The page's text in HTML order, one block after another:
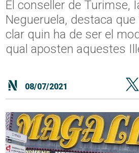
El conseller de Turimse,
Negueruela, destaca
clar quin ha de ser el
qual aposten aquestes
08/07/2021